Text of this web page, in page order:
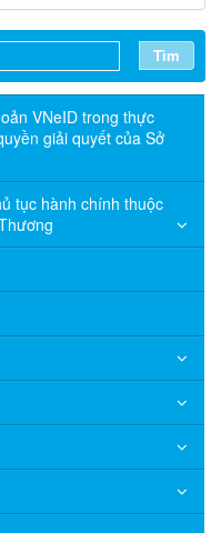
Tìm
VNeID trong thực
giải quyết của Sở
tục hành chính thuộc